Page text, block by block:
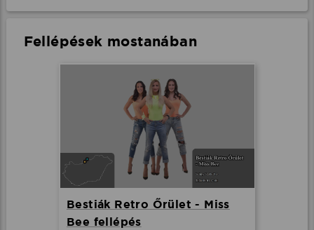
Fellépések mostanában
Bestiák Retro Őrület - Miss
Bee fellépés